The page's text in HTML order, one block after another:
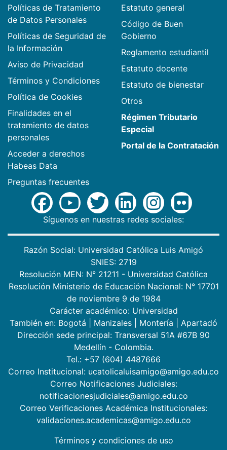
Políticas de Tratamiento
de Datos Personales
Políticas de Seguridad de
la Información
Aviso de Privacidad
Términos y Condiciones
Política de Cookies
Finalidades en el
tratamiento de datos
personales
Acceder a derechos
Habeas Data
Preguntas frecuentes
Estatuto general
Código de Buen
Gobierno
Reglamento estudiantil
Estatuto docente
Estatuto de bienestar
Otros
Régimen Tributario
Especial
Portal de la Contratación
Síguenos en nuestras redes sociales:
Razón Social: Universidad Católica Luis Amigó
SNIES: 2719
Resolución MEN: N° 21211 - Universidad Católica
Resolución Ministerio de Educación Nacional: N° 17701
de noviembre 9 de 1984
Carácter académico: Universidad
También en: Bogotá Manizales Montería
Apartadó
Dirección sede principal: Transversal 51A #67B 90
Medellín - Colombia.
Tel.: +57 (604) 4487666
Correo Institucional: ucatolicaluisamigo@amigo.edu.co
Correo Notificaciones Judiciales:
notificacionesjudiciales@amigo.edu.co
Correo Verificaciones Académica Institucionales:
validaciones.academicas@amigo.edu.co
Términos y condiciones de uso